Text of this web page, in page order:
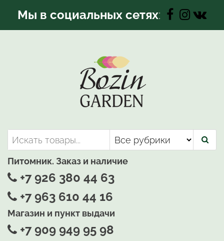
Мы в социальных сетях:
Bozin-Garden | Садовый центр
Садовый центр, Растения
для вашего сада
Питомник. Заказ и наличие
+7 926 380 44 63
+7 963 610 44 16
Магазин и пункт выдачи
+7 909 949 95 98